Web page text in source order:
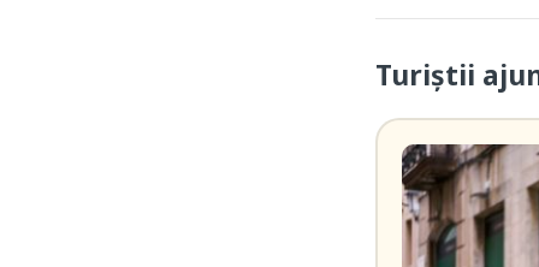
Turiștii